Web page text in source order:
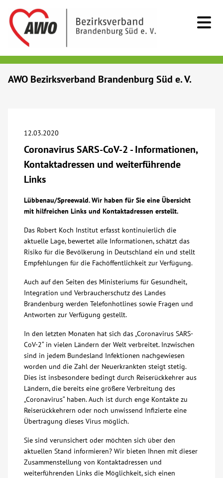
Beratung & Hilfe
Begegnung
Bildung
Über uns
Veranstaltungen
Spenden
Karriere
Ausbildung
Glossar
Suche
Kontakt
AWO Bezirksverband Brandenburg Süd e. V.
12.03.2020
Coronavirus SARS-CoV-2 - Informationen,
Kontaktadressen und weiterführende
Links
Lübbenau/Spreewald. Wir haben für Sie eine Übersicht
mit hilfreichen Links und Kontaktadressen erstellt.
Das Robert Koch Institut erfasst kontinuierlich die
aktuelle Lage, bewertet alle Informationen, schätzt das
Risiko für die Bevölkerung in Deutschland ein und stellt
Empfehlungen für die Fachöffentlichkeit zur Verfügung.
Auch auf den Seiten des Ministeriums für Gesundheit,
Integration und Verbraucherschutz des Landes
Brandenburg werden Telefonhotlines sowie Fragen und
Antworten zur Verfügung gestellt.
In den letzten Monaten hat sich das „Coronavirus SARS-
CoV-2“ in vielen Ländern der Welt verbreitet. Inzwischen
sind in jedem Bundesland Infektionen nachgewiesen
worden und die Zahl der Neuerkrankten steigt stetig.
Dies ist insbesondere bedingt durch Reiserückkehrer aus
Ländern, die bereits eine größere Verbreitung des
„Coronavirus“ haben. Auch ist durch enge Kontakte zu
Reiserückkehrern oder noch unwissend Infizierte eine
Übertragung dieses Virus möglich.
Sie sind verunsichert oder möchten sich über den
aktuellen Stand informieren? Wir bieten Ihnen mit dieser
Zusammenstellung von Kontaktadressen und
weiterführenden Links die Möglichkeit, sich einen